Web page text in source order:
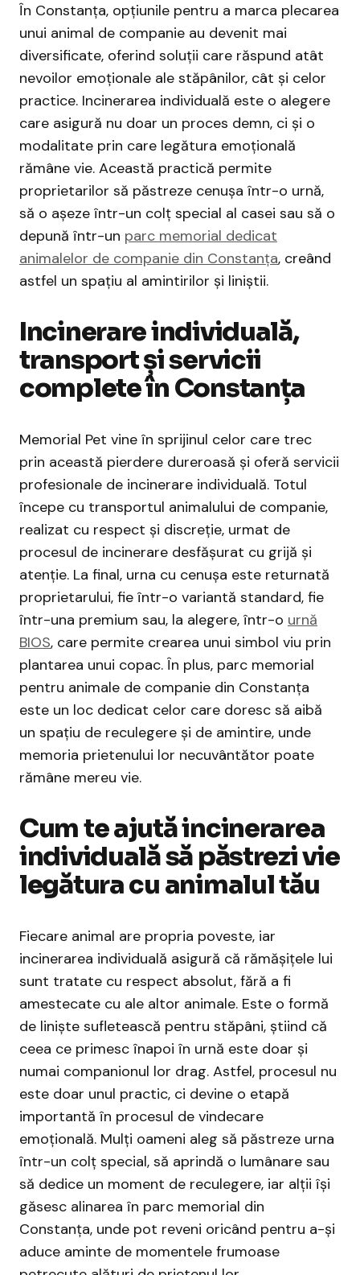
În Constanța, opțiunile pentru a marca plecarea
unui animal de companie au devenit mai
diversificate, oferind soluții care răspund atât
nevoilor emoționale ale stăpânilor, cât și celor
practice. Incinerarea individuală este o alegere
care asigură nu doar un proces demn, ci și o
modalitate prin care legătura emoțională
rămâne vie. Această practică permite
proprietarilor să păstreze cenușa într-o urnă,
să o așeze într-un colț special al casei sau să o
depună într-un parc memorial dedicat
animalelor de companie din Constanța, creând
astfel un spațiu al amintirilor și liniștii.
Incinerare individuală,
transport și servicii
complete în Constanța
Memorial Pet vine în sprijinul celor care trec
prin această pierdere dureroasă și oferă servicii
profesionale de incinerare individuală. Totul
începe cu transportul animalului de companie,
realizat cu respect și discreție, urmat de
procesul de incinerare desfășurat cu grijă și
atenție. La final, urna cu cenușa este returnată
proprietarului, fie într-o variantă standard, fie
într-una premium sau, la alegere, într-o urnă
BIOS, care permite crearea unui simbol viu prin
plantarea unui copac. În plus, parc memorial
pentru animale de companie din Constanța
este un loc dedicat celor care doresc să aibă
un spațiu de reculegere și de amintire, unde
memoria prietenului lor necuvântător poate
rămâne mereu vie.
Cum te ajută incinerarea
individuală să păstrezi vie
legătura cu animalul tău
Fiecare animal are propria poveste, iar
incinerarea individuală asigură că rămășițele lui
sunt tratate cu respect absolut, fără a fi
amestecate cu ale altor animale. Este o formă
de liniște sufletească pentru stăpâni, știind că
ceea ce primesc înapoi în urnă este doar și
numai companionul lor drag. Astfel, procesul nu
este doar unul practic, ci devine o etapă
importantă în procesul de vindecare
emoțională. Mulți oameni aleg să păstreze urna
într-un colț special, să aprindă o lumânare sau
să dedice un moment de reculegere, iar alții își
găsesc alinarea în parc memorial din
Constanța, unde pot reveni oricând pentru a-și
aduce aminte de momentele frumoase